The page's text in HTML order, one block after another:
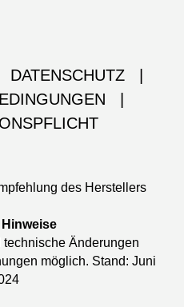
DATENSCHUTZ
des Herstellers
technische Änderungen
möglich. Stand: Juni